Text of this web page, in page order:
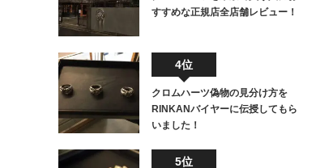
すすめな正規店全店舗レビュー！
4位
クロムハーツ偽物の見分け方を
RINKANバイヤーに伝授してもら
いました！
5位